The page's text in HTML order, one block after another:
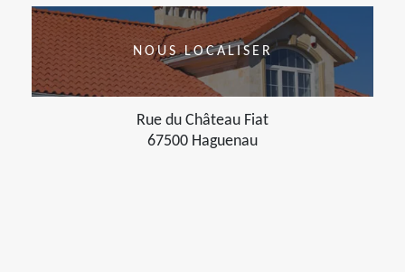
NOUS LOCALISER
Rue du Château Fiat
67500 Haguenau